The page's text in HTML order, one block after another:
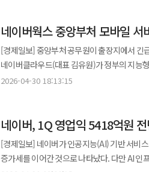
(LAB)’도 신설했다. 이 조직은 현업 부서가 직
부서가 일방적으로 시스템을 구축하는 구조에서 벗어
유통업계 전반으로 확산되는 추세다. 국내에
자동화를 강화하고 쿠팡은 AI 수요 예측 시스
자체를 바꾸는 기업만이 경쟁력을 확보할 수 있다는 판단에서다. CJ온스타일 관계
기업 경쟁력을 좌우하는 핵심 인프라”라며 “
네이티브 기업’으로 진화할 것”이라고 강조했다. 유통업계 한 관계자는 “앞으로는 AI를 얼마나 잘 쓰느냐보
엄격한 보안 기준을 어떻게 충족시켰는가에
행정망 공공망을 물리적으로 분리 운영하는 보안 체계를 구축했다. 자사의 삼
국정원 보안인증 상등급을 획득한 데 이어 브
보안인증을 받으며 기술적 신뢰도를 입증했다. 보안 기술의 깊이도 남다르다. 민감한 국가 재정 정보를 다루는 환경에
맞춰 메일과 메시지에 개인키 암호화 기술을
다음 단계를 향한다. 오는 5월 예정된 '지능형
확대하고 상용 AI 서비스와의 연계를 강화할
견고해질 전망이다. 삼성SDS 관계자는 "브리티웍스는 공공기관의 특수한 업무 흐름과 보안 기준을 반영해 설계된 AI
네이버웍스 중앙부처 모바일
[경제일보] 중앙부처 공무원이 출장지에서 긴
네이버클라우드(대표 김유원)가 정부의 지능
서비스를 본격적으로 시작했다. 이는 단순히
인터넷망을 엄격히 분리한 탓에 스마트폰이나
보안을 위해 편의성을 희생해온 셈이다. 그러
업무 효율을 떨어뜨리는 핵심 원인으로 지목되어 왔다. 이번 네이버웍스 모바일 서비스 개시는 민간
공공의 보안 장벽을 어떻게 허물 수 있는지 보
2026-04-30 18:13:15
네이버, 1Q 영업익 5418억원
[경제일보] 네이버가 인공지능(AI) 기반 서비
증가세를 이어간 것으로 나타났다. 다만 AI 인